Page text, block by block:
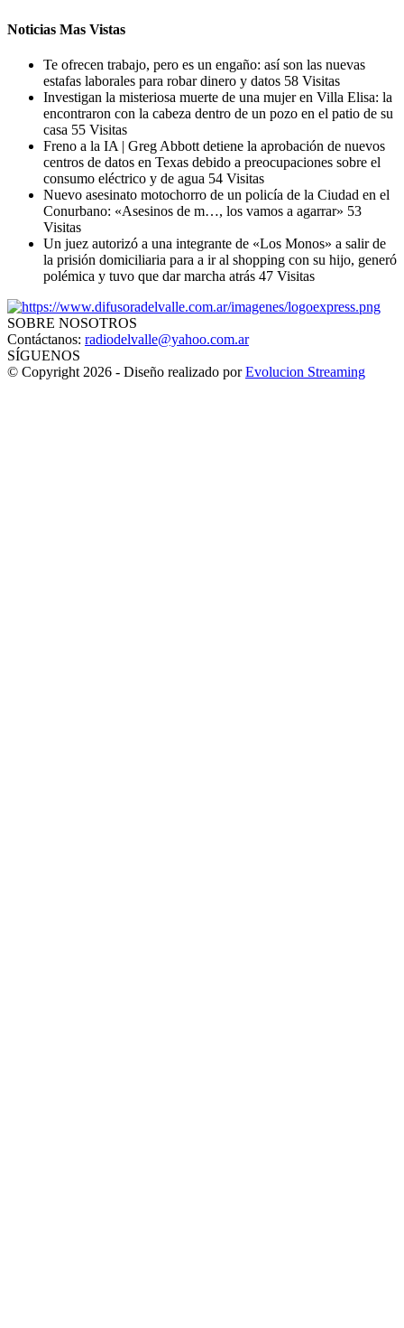
Noticias Mas Vistas
Te ofrecen trabajo, pero es un engaño: así son las nuevas
estafas laborales para robar dinero y datos 58 Visitas
Investigan la misteriosa muerte de una mujer en Villa Elisa: la
encontraron con la cabeza dentro de un pozo en el patio de su
casa 55 Visitas
Freno a la IA | Greg Abbott detiene la aprobación de nuevos
centros de datos en Texas debido a preocupaciones sobre el
consumo eléctrico y de agua 54 Visitas
Nuevo asesinato motochorro de un policía de la Ciudad en el
Conurbano: «Asesinos de m…, los vamos a agarrar» 53
Visitas
Un juez autorizó a una integrante de «Los Monos» a salir de
la prisión domiciliaria para a ir al shopping con su hijo, generó
polémica y tuvo que dar marcha atrás 47 Visitas
SOBRE NOSOTROS
Contáctanos: radiodelvalle@yahoo.com.ar
SÍGUENOS
© Copyright 2026 - Diseño realizado porEvolucion Streaming